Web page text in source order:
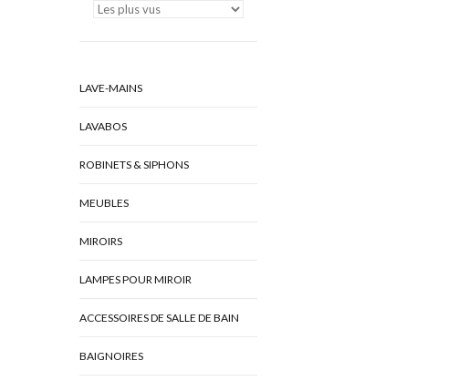
LAVE-MAINS
LAVABOS
ROBINETS & SIPHONS
MEUBLES
MIROIRS
LAMPES POUR MIROIR
ACCESSOIRES DE SALLE DE BAIN
BAIGNOIRES